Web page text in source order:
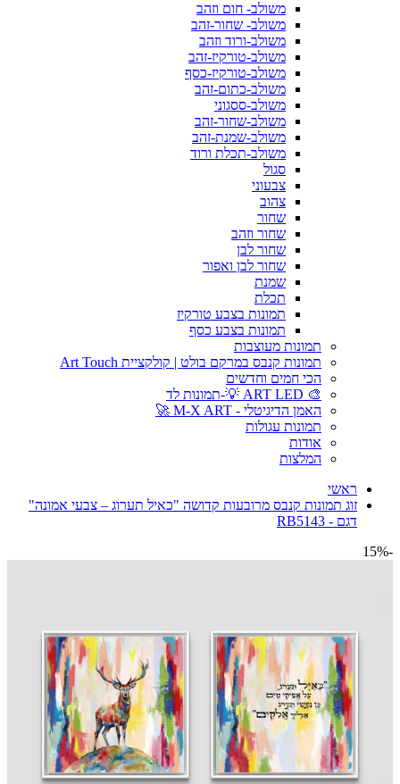
משולב- חום וזהב
משולב- שחור-זהב
משולב-ורוד וזהב
משולב-טורקיז-זהב
משולב-טורקיז-כסף
משולב-כתום-זהב
משולב-ססגוני
משולב-שחור-זהב
משולב-שמנת-זהב
משולב-תכלת ורוד
סגול
צבעוני
צהוב
שחור
שחור וזהב
שחור לבן
שחור לבן ואפור
שמנת
תכלת
תמונות בצבע טורקיז
תמונות בצבע כסף
תמונות מעוצבות
תמונות קנבס במרקם בולט | קולקציית Art Touch
הכי חמים וחדשים
🎨 ART LED 💡-תמונות לד
האמן הדיגיטלי - M-X ART 🚀
תמונות עגולות
אודות
המלצות
ראשי
זוג תמונות קנבס מרובעות קדושה "כאיל תערוג – צבעי אמונה"
דגם - RB5143
-15%